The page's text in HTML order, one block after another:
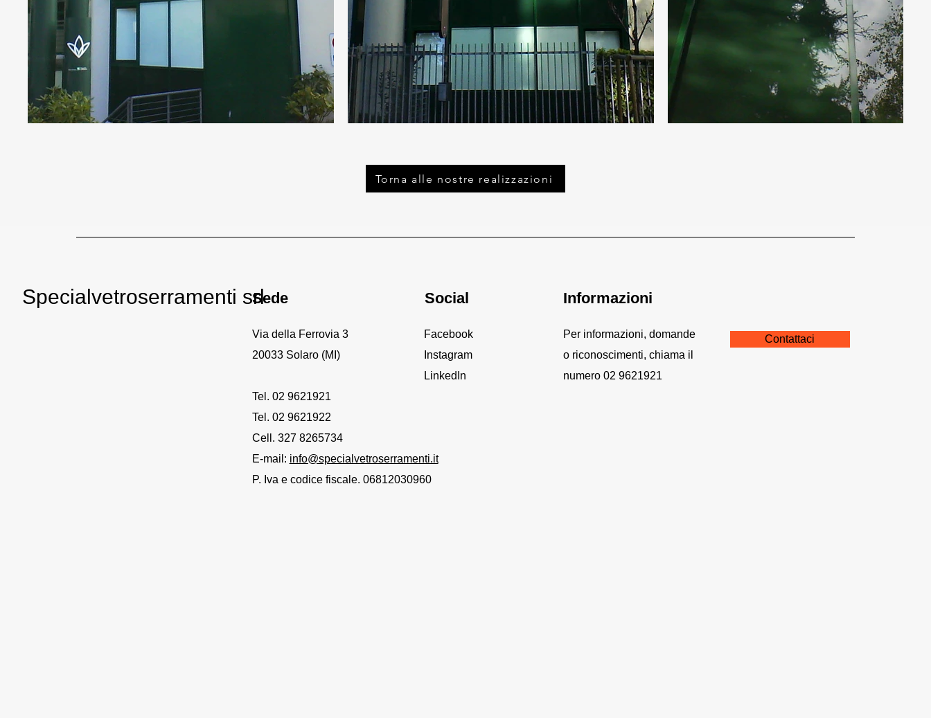
Torna alle nostre realizzazioni
Specialvetroserramenti srlSede
Via della Ferrovia 3
20033 Solaro (MI)
Tel. 02 9621921
Tel. 02 9621922
Cell. 327 8265734
E-mail: info@specialvetroserramenti.it
P. Iva e codice fiscale. 06812030960
Social
Facebook
Instagram
LinkedIn
Informazioni
Per informazioni, domande
o riconoscimenti, chiama il
numero 02 9621921
Contattaci